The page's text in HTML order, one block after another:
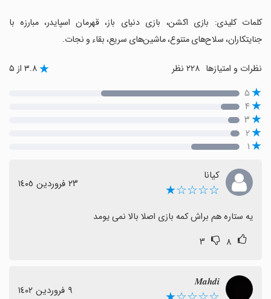
‏کلمات کلیدی: بازی اکشن، بازی دنیای باز، قهرمان اسپایدر، مبارزه با
جنایتکاران، سلاح‌های متنوع، ماشین‌های سریع، بقاء و نجات.
نظرات و امتیازها ۳.۸ از ۵
۵
۴
۳
۲
۱
کیانا
☆☆☆☆★ ٢٣ فروردین ١٤٠٥
یه ستاره هم براش کمه بازی اصلا بالا نمی یومد
۸ ۳
𝑴𝒂𝒉𝒅𝒊
٩ فروردین ١٤٠٢